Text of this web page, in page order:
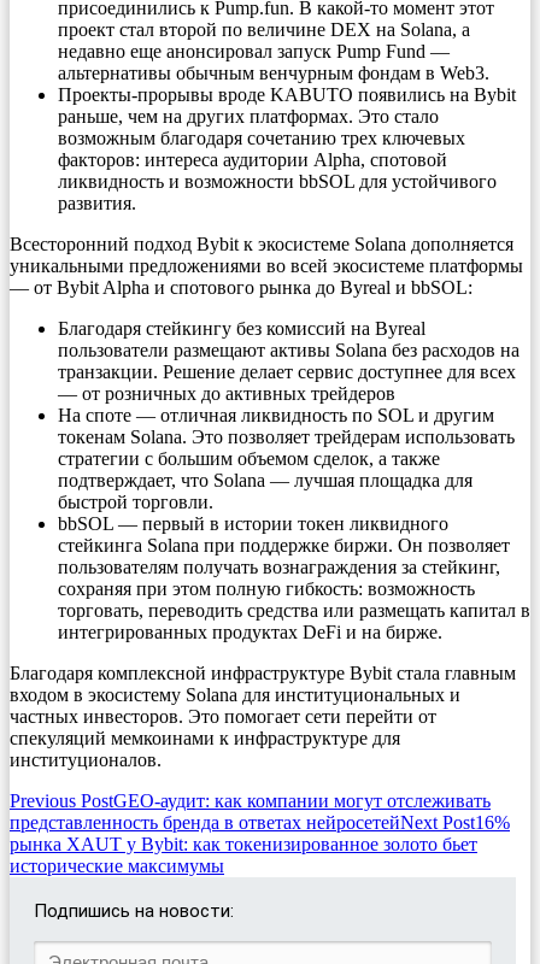
присоединились к Pump.fun. В какой‑то момент этот
проект стал второй по величине DEX на Solana, а
недавно еще анонсировал запуск Pump Fund —
альтернативы обычным венчурным фондам в Web3.
Проекты‑прорывы вроде KABUTO появились на Bybit
раньше, чем на других платформах. Это стало
возможным благодаря сочетанию трех ключевых
факторов: интереса аудитории Alpha, спотовой
ликвидность и возможности bbSOL для устойчивого
развития.
Всесторонний подход Bybit к экосистеме Solana дополняется
уникальными предложениями во всей экосистеме платформы
— от Bybit Alpha и спотового рынка до Byreal и bbSOL:
Благодаря стейкингу без комиссий на Byreal
пользователи размещают активы Solana без расходов на
транзакции. Решение делает сервис доступнее для всех
— от розничных до активных трейдеров
На споте — отличная ликвидность по SOL и другим
токенам Solana. Это позволяет трейдерам использовать
стратегии с большим объемом сделок, а также
подтверждает, что Solana — лучшая площадка для
быстрой торговли.
bbSOL — первый в истории токен ликвидного
стейкинга Solana при поддержке биржи. Он позволяет
пользователям получать вознаграждения за стейкинг,
сохраняя при этом полную гибкость: возможность
торговать, переводить средства или размещать капитал в
интегрированных продуктах DeFi и на бирже.
Благодаря комплексной инфраструктуре Bybit стала главным
входом в экосистему Solana для институциональных и
частных инвесторов. Это помогает сети перейти от
спекуляций мемкоинами к инфраструктуре для
институционалов.
Post
navigation
Previous PostGEO-аудит: как компании могут отслеживать
представленность бренда в ответах нейросетейNext Post16%
рынка XAUT у Bybit: как токенизированное золото бьет
исторические максимумы
Подпишись на новости: